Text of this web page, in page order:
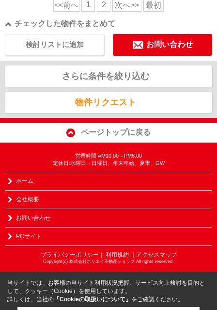
<<前へ 1 2 次へ>> 最初
チェックした物件をまとめて
お問い合わせ
検討リストに追加
さらに条件を絞り込む
物件リクエスト
ページトップに戻る
営業時間:AM10:00～PM6:00
定休日:水曜日・日曜日、年末年始、夏季、GW
ホーム
会社概要
お問い合わせ
PCサイト
プライバシーポリシー ｜ 利用規約 ｜アクセスマップ
Copyright(c) 株式会社ホリエイ不動産ショップ All rights reserved.
当サイトでは、お客様の当サイト利用状況把握、サービス向上検討を目的と
して、クッキー（Cookie）を使用しています。
詳しくは、当社の 「Cookieの取扱いについて」 をご確認ください。